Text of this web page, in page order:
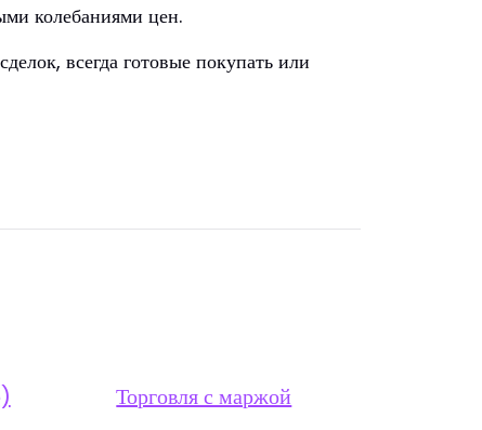
колебаниями цен.
всегда готовые покупать или
Торговля с маржой